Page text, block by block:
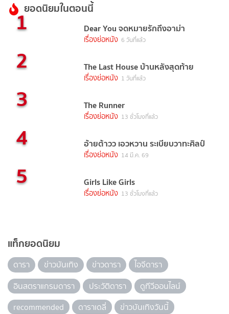
ยอดนิยมในตอนนี้
1 Dear You จดหมายรักถึงอาม่า
เรื่องย่อหนัง 6 วันที่แล้ว
2 The Last House บ้านหลังสุดท้าย
เรื่องย่อหนัง 1 วันที่แล้ว
3 The Runner
เรื่องย่อหนัง 13 ชั่วโมงที่แล้ว
4 อ้ายต้าวว เอวหวาน ระเบียบวาทะศิลป์
เรื่องย่อหนัง 14 มี.ค. 69
5 Girls Like Girls
เรื่องย่อหนัง 13 ชั่วโมงที่แล้ว
แท็กยอดนิยม
ดารา ข่าวบันเทิง ข่าวดารา
ไอจีดารา
อินสตราแกรมดารา
ประวัติดารา
ดูทีวีออนไลน์
recommended
ดาราเดลี่ ข่าวบันเทิงวันนี้